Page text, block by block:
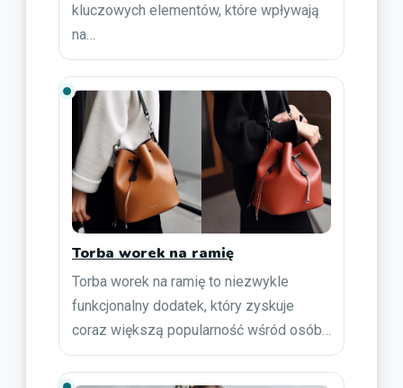
kluczowych elementów, które wpływają
na…
Torba worek na ramię
Torba worek na ramię to niezwykle
funkcjonalny dodatek, który zyskuje
coraz większą popularność wśród osób…